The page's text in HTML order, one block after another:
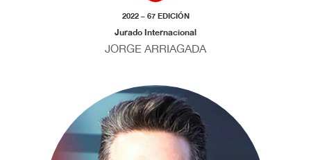
2022 – 67 EDICIÓN
Jurado Internacional
JORGE ARRIAGADA